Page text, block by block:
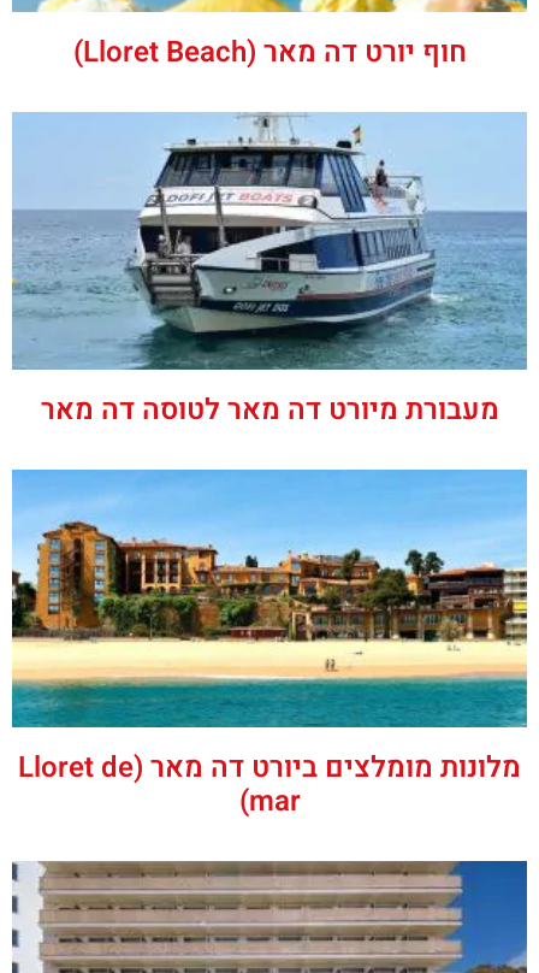
חוף יורט דה מאר (‪Lloret Beach‬)
מעבורת מיורט דה מאר לטוסה דה מאר
מלונות מומלצים ביורט דה מאר (Lloret de
mar)